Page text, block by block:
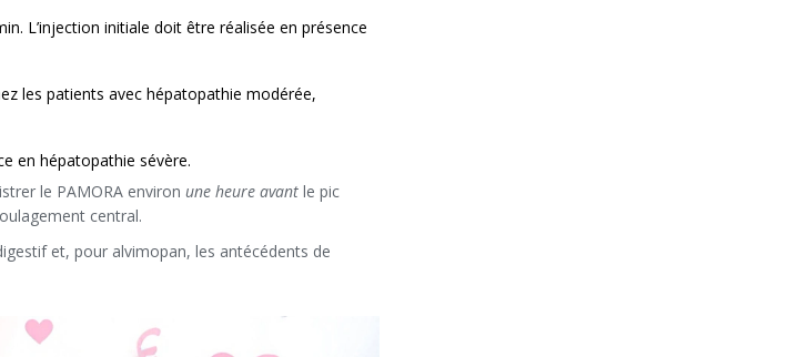
L’injection initiale doit être réalisée en présence
les patients avec hépatopathie modérée,
en hépatopathie sévère.
le PAMORA environ une heure avant le pic
central.
et, pour alvimopan, les antécédents de